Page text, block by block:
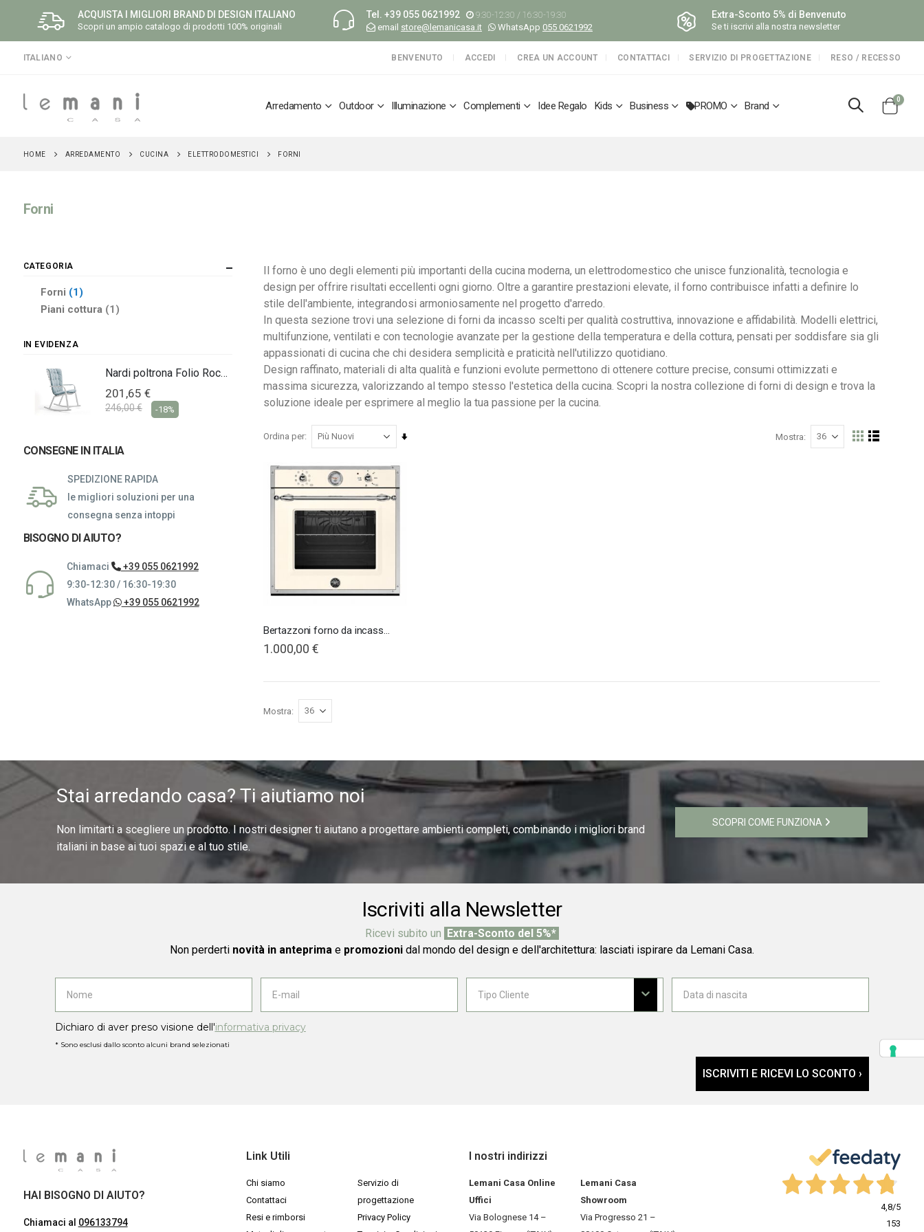
ACQUISTA I MIGLIORI BRAND DI DESIGN ITALIANO
Scopri un ampio catalogo di prodotti 100% originali
Tel. +39 055 0621992
9:30-12:30 / 16:30-19:30
email store@lemanicasa.it WhatsApp 055 0621992
Extra-Sconto 5% di Benvenuto
Se ti iscrivi alla nostra newsletter
LINGUA
ITALIANO BENVENUTO ACCEDI CREA UN ACCOUNT CONTATTACI SERVIZIO DI PROGETTAZIONE RESO / RECESSO
Arredamento Outdoor Illuminazione Complementi Idee Regalo Kids Business PROMO Brand
Cart
0
HOME ARREDAMENTO CUCINA ELETTRODOMESTICI FORNI
Forni
Il forno è uno degli elementi più importanti della cucina moderna, un elettrodomestico che unisce funzionalità, tecnologia e
design per offrire risultati eccellenti ogni giorno. Oltre a garantire prestazioni elevate, il forno contribuisce infatti a definire lo
stile dell'ambiente, integrandosi armoniosamente nel progetto d'arredo.
In questa sezione trovi una selezione di forni da incasso scelti per qualità costruttiva, innovazione e affidabilità. Modelli elettrici,
multifunzione, ventilati e con tecnologie avanzate per la gestione della temperatura e della cottura, pensati per soddisfare sia gli
appassionati di cucina che chi desidera semplicità e praticità nell'utilizzo quotidiano.
Design raffinato, materiali di alta qualità e funzioni evolute permettono di ottenere cotture precise, consumi ottimizzati e
massima sicurezza, valorizzando al tempo stesso l'estetica della cucina. Scopri la nostra collezione di forni di design e trova la
soluzione ideale per esprimere al meglio la tua passione per la cucina.
Ordina per
Imposta
Mostra
Mostra
Bertazzoni forno da incasso 60
1.000,00 €
Mostra
CATEGORIA
Forni 1
elemento
Piani cottura
1
elemento
IN EVIDENZA
Nardi poltrona Folio Rocking
201,65 €
246,00 € -18%
Nardi poltrona Folio Rocking
201,65 €
246,00 € -18%
Nardi poltrona Folio Rocking
201,65 €
246,00 € -18%
CONSEGNE IN ITALIA
SPEDIZIONE RAPIDA
le migliori soluzioni per una
consegna senza intoppi
BISOGNO DI AIUTO?
Chiamaci
+39 055 0621992
9:30-12:30 / 16:30-19:30
WhatsApp
+39 055 0621992
Stai arredando casa? Ti aiutiamo noi
Non limitarti a scegliere un prodotto. I nostri designer ti aiutano a progettare ambienti completi, combinando i migliori brand
italiani in base ai tuoi spazi e al tuo stile.
SCOPRI COME FUNZIONA
Iscriviti alla Newsletter
Ricevi subito un Extra-Sconto del 5%*
Non perderti novità in anteprimae promozionidal mondo del design e dell'architettura: lasciati ispirare da Lemani Casa.
Dichiaro di aver preso visione dell'informativa privacy
* Sono esclusi dallo sconto alcuni brand selezionati
ISCRIVITI E RICEVI LO SCONTO ›
HAI BISOGNO DI AIUTO?
Chiamaci al 096133794
Link Utili
Chi siamo
Contattaci
Resi e rimborsi
Servizio di
progettazione
Privacy Policy
I nostri indirizzi
Lemani Casa Online
Uffici
Via Bolognese 14 –
Lemani Casa
Showroom
Via Progresso 21 –
4,8/5
153